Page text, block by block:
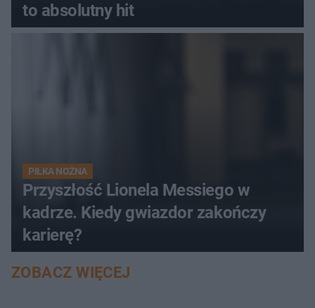
to absolutny hit
PIŁKA NOŻNA
Przyszłość Lionela Messiego w
kadrze. Kiedy gwiazdor zakończy
karierę?
ZOBACZ WIĘCEJ